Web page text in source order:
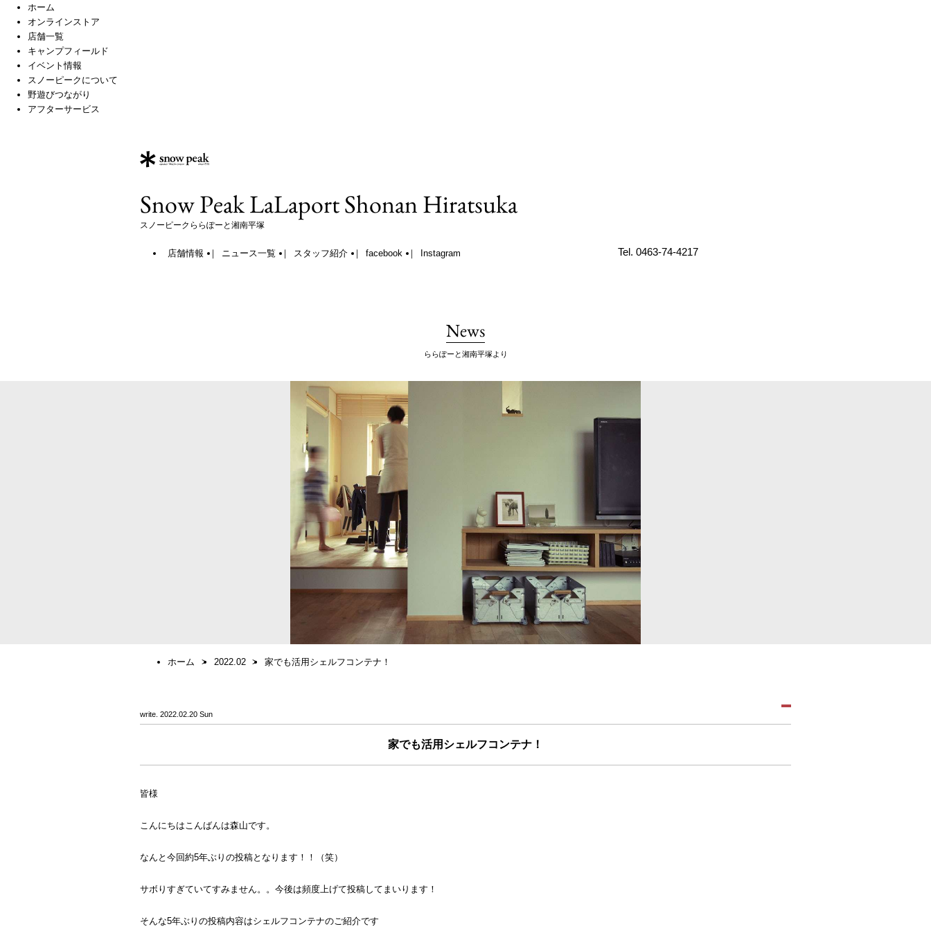
ホーム
オンラインストア
店舗一覧
キャンプフィールド
イベント情報
スノーピークについて
野遊びつながり
アフターサービス
Snow Peak LaLaport Shonan Hiratsuka
スノーピークららぽーと湘南平塚
店舗情報 ニュース一覧 スタッフ紹介 facebook Instagram Tel. 0463-74-4217
News
ららぽーと湘南平塚より
ホーム 2022.02 家でも活用シェルフコンテナ！
write. 2022.02.20 Sun
家でも活用シェルフコンテナ！
皆様
こんにちはこんばんは森山です。
なんと今回約5年ぶりの投稿となります！！（笑）
サボりすぎていてすみません。。今後は頻度上げて投稿してまいります！
そんな5年ぶりの投稿内容はシェルフコンテナのご紹介です